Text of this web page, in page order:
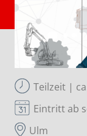
Teilzeit |
Eintritt ab
Ulm